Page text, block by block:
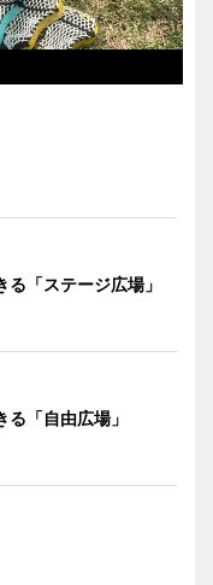
「ステージ広場」
「自由広場」